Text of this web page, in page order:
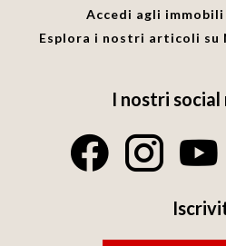
Accedi agli
Esplora i nostri articoli su
I nostri